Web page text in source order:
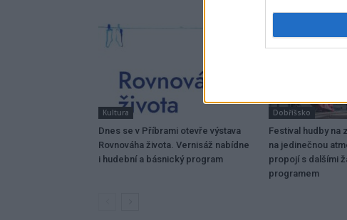
Kultura
Dnes se v Příbrami otevře výstava
Rovnováha života. Vernisáž nabídne
i hudební a básnický program
Dobříšsko
Festival hudby na
na jedinečnou
propojí s dalšími
programem